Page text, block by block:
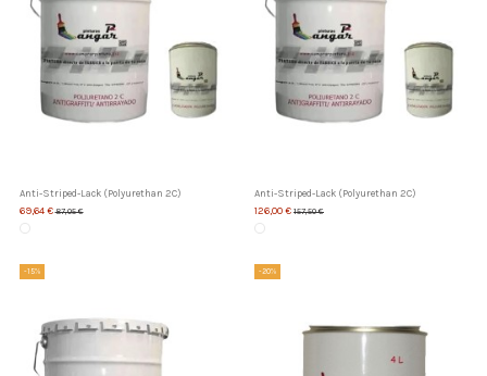
Anti-Striped-Lack (Polyurethan 2C)
69,64 €87,05 €
Anti-Striped-Lack (Polyurethan 2C)
126,00 € 157,50 €
-15% -20%